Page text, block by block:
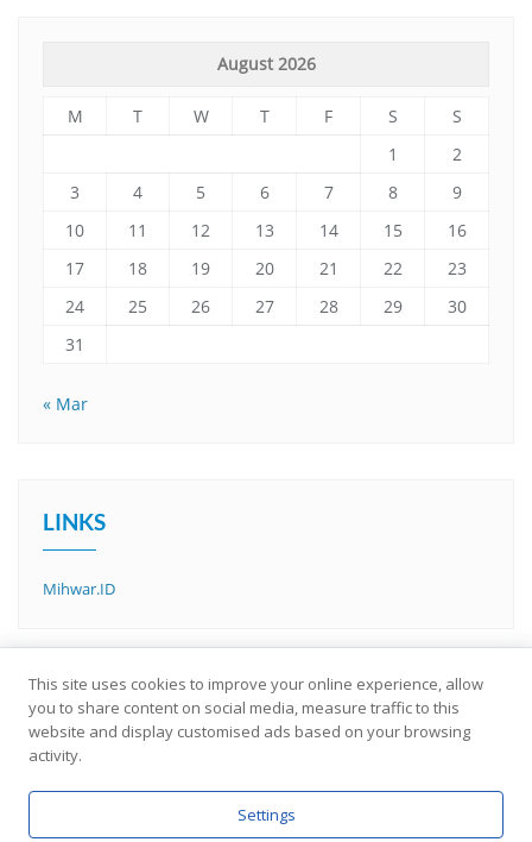
August 2026
M T W T F S
S
1
2
3
4 5 6 7 8
9
10
11 12 13 14 15
16
17
18 19 20 21 22
23
24
25 26 27 28 29
30
31
« Mar
LINKS
Mihwar.ID
About Us
This site uses cookies to improve your online experience, allow
you to share content on social media, measure traffic to this
website and display customised ads based on your browsing
activity.
Settings